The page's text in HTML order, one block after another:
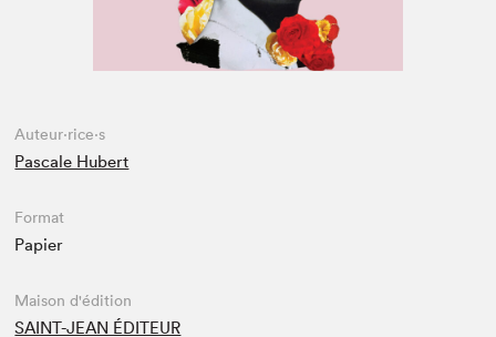
Auteur·rice·s
Pascale Hubert
Format
Papier
Maison d'édition
SAINT-JEAN ÉDITEUR